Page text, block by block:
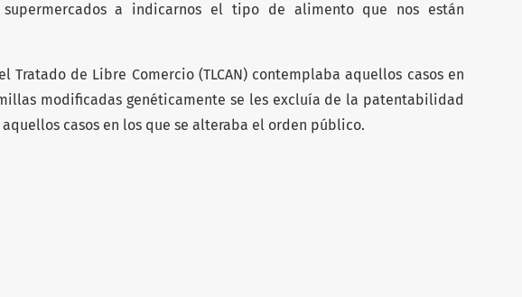
a indicarnos el tipo de alimento que nos están
Tratado de Libre Comercio (TLCAN) contemplaba aquellos casos en
modificadas genéticamente se les excluía de la patentabilidad
casos en los que se alteraba el orden público.